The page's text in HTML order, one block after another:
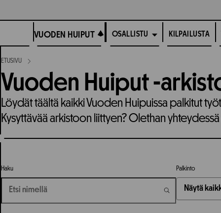
suoraan
VUODEN HUIPUT
VUODEN HUIPUT OSALLISTU KILPAILUSTA
ETUSIVU
Vuoden Huiput -
Löydät täältä kaikki Vuoden Huipuissa palkitut
Kysyttävää arkistoon liittyen? Olethan
Haku Palkinto